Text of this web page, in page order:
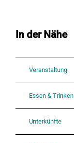
In der Nähe
Veranstaltung
Essen & Trinken
Unterkünfte